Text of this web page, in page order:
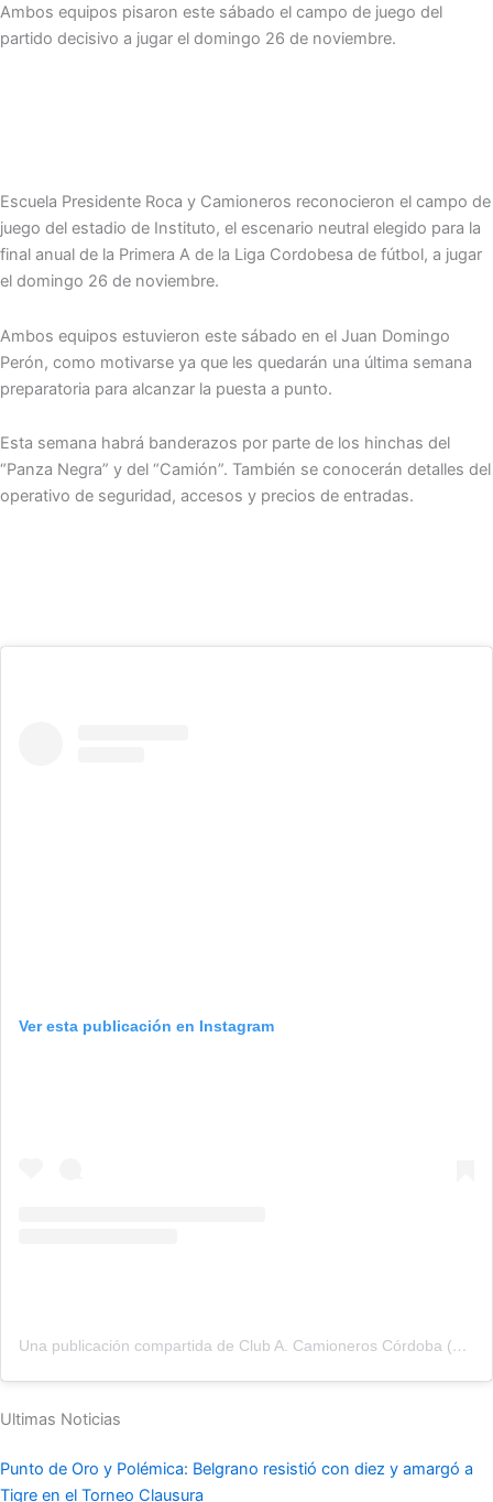
Ambos equipos pisaron este sábado el campo de juego del
partido decisivo a jugar el domingo 26 de noviembre.
Escuela Presidente Roca y Camioneros reconocieron el campo de
juego del estadio de Instituto, el escenario neutral elegido para la
final anual de la Primera A de la Liga Cordobesa de fútbol, a jugar
el domingo 26 de noviembre.
Ambos equipos estuvieron este sábado en el Juan Domingo
Perón, como motivarse ya que les quedarán una última semana
preparatoria para alcanzar la puesta a punto.
Esta semana habrá banderazos por parte de los hinchas del
“Panza Negra” y del “Camión”. También se conocerán detalles del
operativo de seguridad, accesos y precios de entradas.
Ver esta publicación en Instagram
Una publicación compartida de Club A. Camioneros Córdoba (@clubcamioneroscba21)
Ultimas Noticias
Punto de Oro y Polémica: Belgrano resistió con diez y amargó a
Tigre en el Torneo Clausura